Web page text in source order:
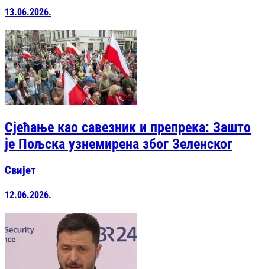
13.06.2026.
Сјећање као савезник и препрека: Зашто
је Пољска узнемирена због Зеленског
Свијет
12.06.2026.